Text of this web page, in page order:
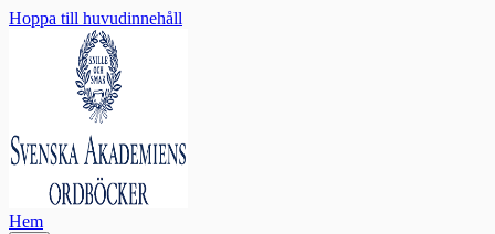
Hoppa till huvudinnehåll
Hem